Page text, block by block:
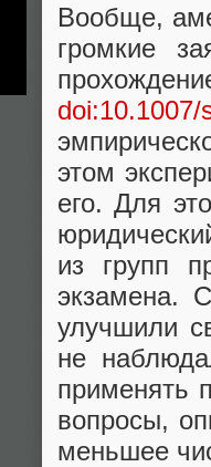
Вообще,
громкие
doi:10.1007/
этом
его. Для
из групп
экзамена.
улучшили
не
применять
вопросы,
меньшее